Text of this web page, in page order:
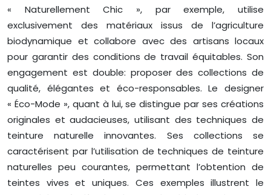
« Naturellement Chic », par exemple, utilise
exclusivement des matériaux issus de l’agriculture
biodynamique et collabore avec des artisans locaux
pour garantir des conditions de travail équitables. Son
engagement est double: proposer des collections de
qualité, élégantes et éco-responsables. Le designer
« Éco-Mode », quant à lui, se distingue par ses créations
originales et audacieuses, utilisant des techniques de
teinture naturelle innovantes. Ses collections se
caractérisent par l’utilisation de techniques de teinture
naturelles peu courantes, permettant l’obtention de
teintes vives et uniques. Ces exemples illustrent le